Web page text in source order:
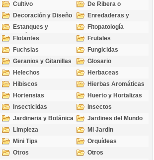
Cultivo
De Ribera o
Palustres
Decoración y Diseño
Enredaderas y
cubresuelos
Estanques y
Acuáticas
Fitopatología
Flotantes
Frutales
Fuchsias
Fungicidas
Geranios y Gitanillas
Glosario
Helechos
Herbaceas
Hibiscos
Hierbas Aromáticas
Hortensias
Huerto y Hortalizas
Insecticidas
Insectos
Jardineria y Botánica
Jardines del Mundo
Limpieza
Mi Jardin
Mini Tips
Orquídeas
Otros
Otros